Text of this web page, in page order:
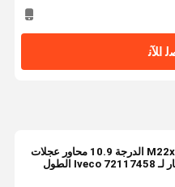
ﺍﻶﻧ
قوة عالية M22x1.5x75/85 الدرجة 10.9 محاور عجلات
محورية محفوفة والمحار لـ Iveco 72117458 الطول